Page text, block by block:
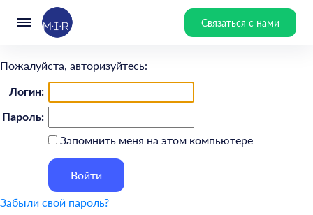
Связаться с нами
Пожалуйста, авторизуйтесь:
Логин:
Пароль:
Запомнить меня на этом компьютере
Забыли свой пароль?